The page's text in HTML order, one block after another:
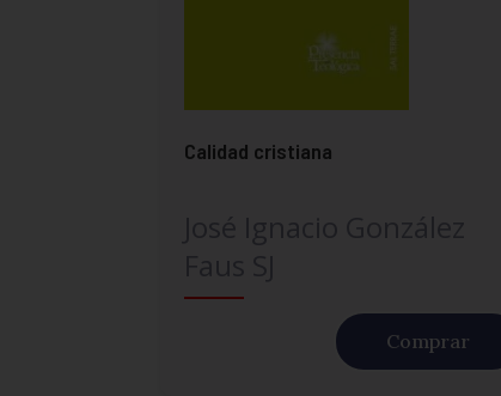
Calidad cristiana
Comprar